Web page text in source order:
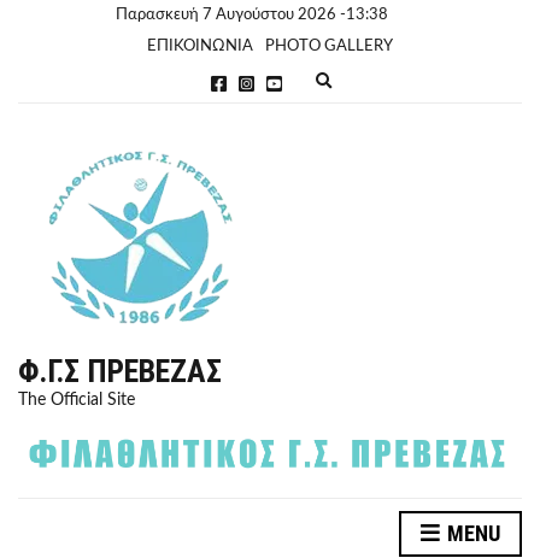
Παρασκευή 7 Αυγούστου 2026 -13:38
ΕΠΙΚΟΙΝΩΝΙΑ
PHOTO GALLERY
Φ.Γ.Σ ΠΡΈΒΕΖΑΣ
The Official Site
MENU